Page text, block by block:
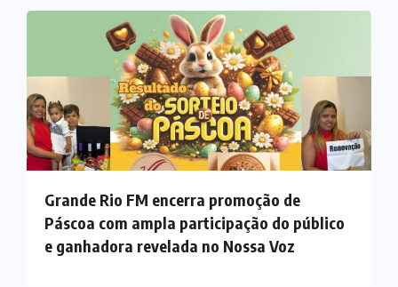
Grande Rio FM encerra promoção de
Páscoa com ampla participação do público
e ganhadora revelada no Nossa Voz